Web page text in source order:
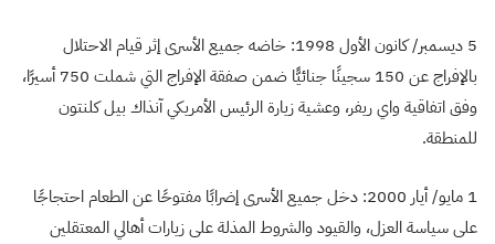
5 ديسمبر/ كانون الأول 1998: خاضه جميع الأسرى إثر قيام الاحتلال
بالإفراج عن 150 سجينًا جنائيًّا ضمن صفقة الإفراج التي شملت 750 أسيرًا،
وفق اتفاقية واي ريفر، وعشية زيارة الرئيس الأمريكي آنذاك بيل كلنتون
للمنطقة.
1 مايو/ أيار 2000: دخل جميع الأسرى إضرابًا مفتوحًا عن الطعام احتجاجًا
على سياسة العزل، والقيود والشروط المذلة على زيارات أهالي المعتقلين